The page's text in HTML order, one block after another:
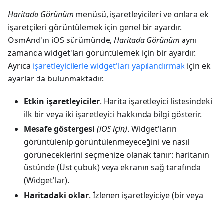
Haritada Görünüm menüsü, işaretleyicileri ve onlara ek
işaretçileri görüntülemek için genel bir ayardır.
OsmAnd'ın iOS sürümünde, Haritada Görünüm aynı
zamanda widget'ları görüntülemek için bir ayardır.
Ayrıca işaretleyicilerle widget'ları yapılandırmak için ek
ayarlar da bulunmaktadır.
Etkin işaretleyiciler. Harita işaretleyici listesindeki
ilk bir veya iki işaretleyici hakkında bilgi gösterir.
Mesafe göstergesi (iOS için). Widget'ların
görüntülenip görüntülenmeyeceğini ve nasıl
görüneceklerini seçmenize olanak tanır: haritanın
üstünde (Üst çubuk) veya ekranın sağ tarafında
(Widget'lar).
Haritadaki oklar. İzlenen işaretleyiciye (bir veya